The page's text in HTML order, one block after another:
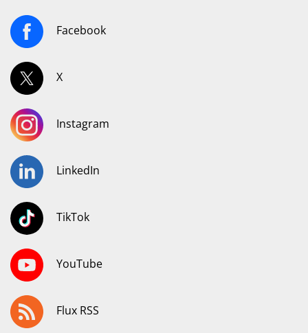
Facebook
X
Instagram
LinkedIn
TikTok
YouTube
Flux RSS